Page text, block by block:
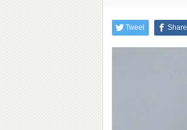
Tweet Share